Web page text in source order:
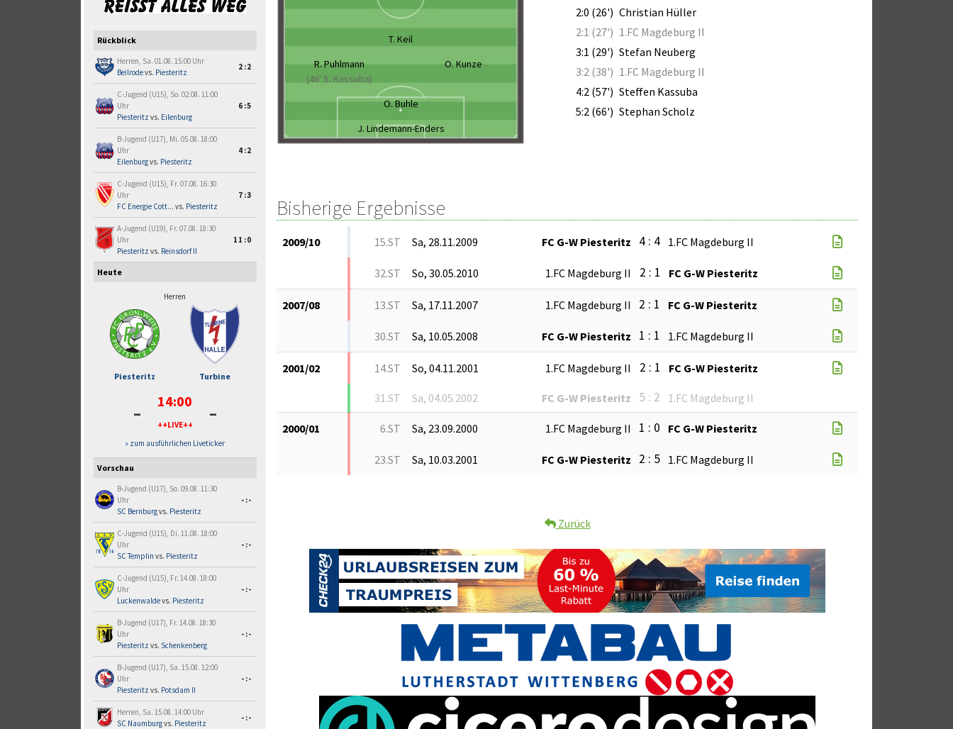
Rückblick
Herren, Sa. 01.08. 15:00 Uhr
Beilrodevs. Piesteritz
2:2
C-Jugend (U15), So. 02.08. 11:00
Uhr
Piesteritz vs. Eilenburg
6:5
B-Jugend (U17), Mi. 05.08. 18:00
Uhr
Eilenburgvs. Piesteritz
4:2
C-Jugend (U15), Fr. 07.08. 16:30
Uhr
FC Energie Cott... vs. Piesteritz
7:3
A-Jugend (U19), Fr. 07.08. 18:30
Uhr
Piesteritz vs. Reinsdorf II
11:0
Heute
Herren
Piesteritz Turbine
- 14:00
++LIVE++ -
» zum ausführlichen Liveticker
Vorschau
B-Jugend (U17), So. 09.08. 11:30
Uhr
SC Bernburgvs. Piesteritz
-:-
C-Jugend (U15), Di. 11.08. 18:00
Uhr
SC Templin vs. Piesteritz
-:-
C-Jugend (U15), Fr. 14.08. 18:00
Uhr
Luckenwaldevs. Piesteritz
-:-
B-Jugend (U17), Fr. 14.08. 18:30
Uhr
Piesteritz vs. Schenkenberg
-:-
B-Jugend (U17), Sa. 15.08. 12:00
Uhr
Piesteritz vs. Potsdam II
-:-
Herren, Sa. 15.08. 14:00 Uhr
SC Naumburgvs. Piesteritz
-:-
T. Keil
R. Puhlmann
(46' S. Kassuba)
O. Kunze
O. Buhle
J. Lindemann-Enders
2:0 (26') Christian Hüller
2:1 (27') 1.FC Magdeburg II
3:1 (29') Stefan Neuberg
3:2 (38') 1.FC Magdeburg II
4:2 (57') Steffen Kassuba
5:2 (66') Stephan Scholz
Bisherige Ergebnisse
2009/10 15.ST Sa, 28.11.2009 FC G-W Piesteritz 4 : 4 1.FC Magdeburg II
32.ST So, 30.05.2010 1.FC Magdeburg II 2 : 1 FC G-W Piesteritz
2007/08 13.ST Sa, 17.11.2007 1.FC Magdeburg II 2 : 1 FC G-W Piesteritz
30.ST Sa, 10.05.2008 FC G-W Piesteritz 1 : 1 1.FC Magdeburg II
2001/02 14.ST So, 04.11.2001 1.FC Magdeburg II 2 : 1 FC G-W Piesteritz
31.ST Sa, 04.05.2002 FC G-W Piesteritz 5 : 2 1.FC Magdeburg II
2000/01 6.ST Sa, 23.09.2000 1.FC Magdeburg II 1 : 0 FC G-W Piesteritz
23.ST Sa, 10.03.2001 FC G-W Piesteritz 2 : 5 1.FC Magdeburg II
Zurück